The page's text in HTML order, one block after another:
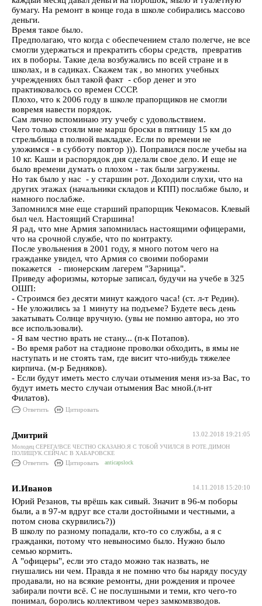
бумагу. На ремонт в конце года в школе собирались массово
деньги.
Время такое было.
Предполагаю, что когда с обеспечением стало полегче, не все
смогли удержаться и прекратить сборы средств, превратив
их в поборы. Такие дела возбужались по всей стране и в
школах, и в садиках. Скажем так , во многих учебных
учреждениях был такой факт - сбор денег и это
практиковалось со времен СССР.
Плохо, что к 2006 году в школе прапорщиков не смогли
вовремя навести порядок.
Сам лично вспоминаю эту учебу с удовольствием.
Чего только стояли мне марш броски в пятницу 15 км до
стрельбища в полной выкладке. Если по времени не
уложимся - в субботу повтор ))). Поправился после учебы на
10 кг. Каши и распорядок дня сделали свое дело. И еще не
было времени думать о плохом - так были загружены.
Но так было у нас - у старшин рот. Доходили слухи, что на
других этажах (начальники складов и КПП) послабже было, и
намного послабже.
Запомнился мне еще старший прапорщик Чекомасов. Клевый
был чел. Настоящий Старшина!
Я рад, что мне Армия запомнилась настоящими офицерами,
что на срочной службе, что по контракту.
После увольнения в 2001 году, я много потом чего на
гражданке увидел, что Армия со своими поборами
покажется - пионерским лагерем "Зарница".
Приведу афоризмы, которые записал, будучи на учебе в 325
ОШП:
- Строимся без десяти минут каждого часа! (ст. л-т Редин).
- Не уложились за 1 минуту на подъеме? Будете весь день
закатывать Солнце вручную. (увы не помню автора, но это
все использовали).
- Я вам честно врать не стану... (п-к Потапов).
- Во время работ на стадионе проволки обходить, в ямы не
наступать и не стоять там, где висит что-нибудь тяжелее
кирпича. (м-р Бедняков).
- Если будут иметь место случаи отымения меня из-за Вас, то
будут иметь место случаи отымения Вас мной.(л-нт
Филатов).
Ответить Цитировать
13.02.2018 19:21:05
Дмитрий
Молодец СЕРЕГА!ВСЕ ЧЕСТНО СКАЗАНО.Я С ТОБОЙ УЧИЛСЯ В РОТЕ.ДИМОН
ПОЛИЩУК.СЕЙЧАС В ХАБАРОВСКЕ
Ответить Цитировать anticapslock
14.11.2018 15:20:10
И.Иванов
Юрий Резанов, ты врёшь как сивый. Значит в 96-м поборы
были, а в 97-м вдруг все стали достойными и честными, а
потом снова скурвились?))
В школу по разному попадали, кто-то со службы, а я с
гражданки, потому что невыносимо было. Нужно было
семью кормить.
А "офицеры", если это стадо можно так назвать, не
гнушались ни чем. Правда я не помню что бы наряду посуду
продавали, но на всякие ремонты, дни рождения и прочее
забирали почти всё. С не послушными и теми, кто чего-то
понимал, боролись коллективом через замкомвзводов.